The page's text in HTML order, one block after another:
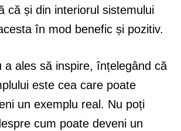
că și din interiorul sistemului
în mod benefic și pozitiv.
a ales să inspire, înțelegând că
este cea care poate
un exemplu real. Nu poți
cum poate deveni un